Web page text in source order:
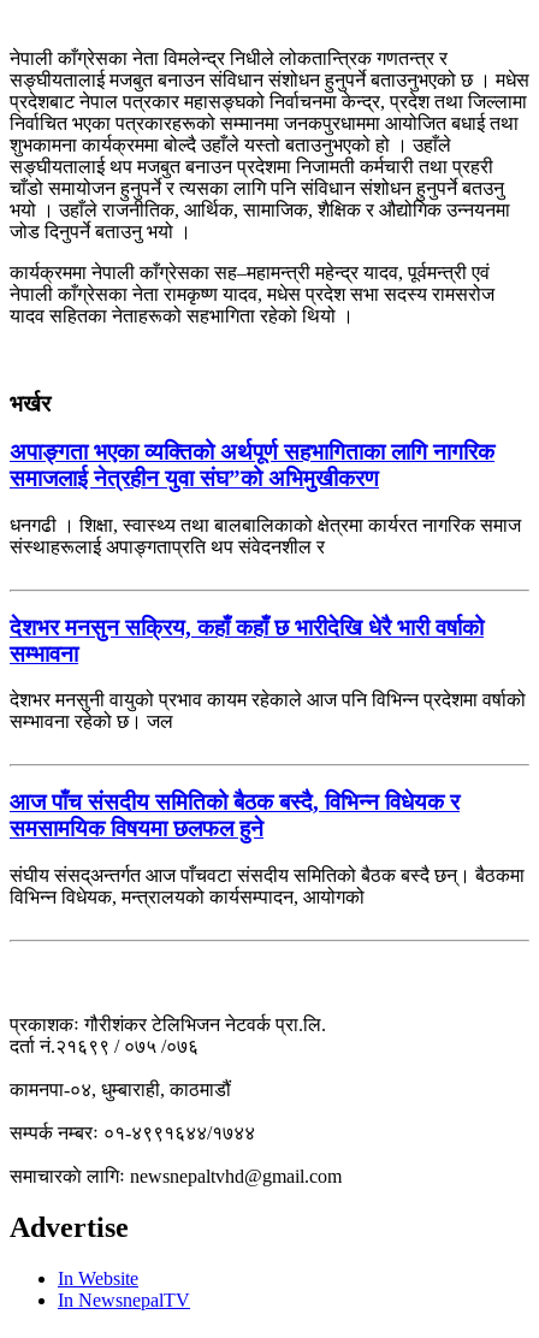
नेपाली काँग्रेसका नेता विमलेन्द्र निधीले लोकतान्त्रिक गणतन्त्र र
सङ्घीयतालाई मजबुत बनाउन संविधान संशोधन हुनुपर्ने बताउनुभएको छ । मधेस
प्रदेशबाट नेपाल पत्रकार महासङ्घको निर्वाचनमा केन्द्र, प्रदेश तथा जिल्लामा
निर्वाचित भएका पत्रकारहरूको सम्मानमा जनकपुरधाममा आयोजित बधाई तथा
शुभकामना कार्यक्रममा बोल्दै उहाँले यस्तो बताउनुभएको हो । उहाँले
सङ्घीयतालाई थप मजबुत बनाउन प्रदेशमा निजामती कर्मचारी तथा प्रहरी
चाँडो समायोजन हुनुपर्ने र त्यसका लागि पनि संविधान संशोधन हुनुपर्ने बतउनु
भयो । उहाँले राजनीतिक, आर्थिक, सामाजिक, शैक्षिक र औद्योगिक उन्नयनमा
जोड दिनुपर्ने बताउनु भयो ।
कार्यक्रममा नेपाली काँग्रेसका सह–महामन्त्री महेन्द्र यादव, पूर्वमन्त्री एवं
नेपाली काँग्रेसका नेता रामकृष्ण यादव, मधेस प्रदेश सभा सदस्य रामसरोज
यादव सहितका नेताहरूको सहभागिता रहेको थियो ।
भर्खर
अपाङ्गता भएका व्यक्तिको अर्थपूर्ण सहभागिताका लागि नागरिक
समाजलाई नेत्रहीन युवा संघ”को अभिमुखीकरण
धनगढी । शिक्षा, स्वास्थ्य तथा बालबालिकाको क्षेत्रमा कार्यरत नागरिक समाज
संस्थाहरूलाई अपाङ्गताप्रति थप संवेदनशील र
देशभर मनसुन सक्रिय, कहाँ कहाँ छ भारीदेखि धेरै भारी वर्षाको
सम्भावना
देशभर मनसुनी वायुको प्रभाव कायम रहेकाले आज पनि विभिन्न प्रदेशमा वर्षाको
सम्भावना रहेको छ। जल
आज पाँच संसदीय समितिको बैठक बस्दै, विभिन्न विधेयक र
समसामयिक विषयमा छलफल हुने
संघीय संसद्अन्तर्गत आज पाँचवटा संसदीय समितिको बैठक बस्दै छन्। बैठकमा
विभिन्न विधेयक, मन्त्रालयको कार्यसम्पादन, आयोगको
प्रकाशकः गौरीशंकर टेलिभिजन नेटवर्क प्रा.लि.
दर्ता नं.२१६९९ / ०७५ /०७६
कामनपा-०४, धुम्बाराही, काठमाडौं
सम्पर्क नम्बरः ०१-४९९१६४४/१७४४
समाचारकाे लागिः newsnepaltvhd@gmail.com
Advertise
In Website
In NewsnepalTV